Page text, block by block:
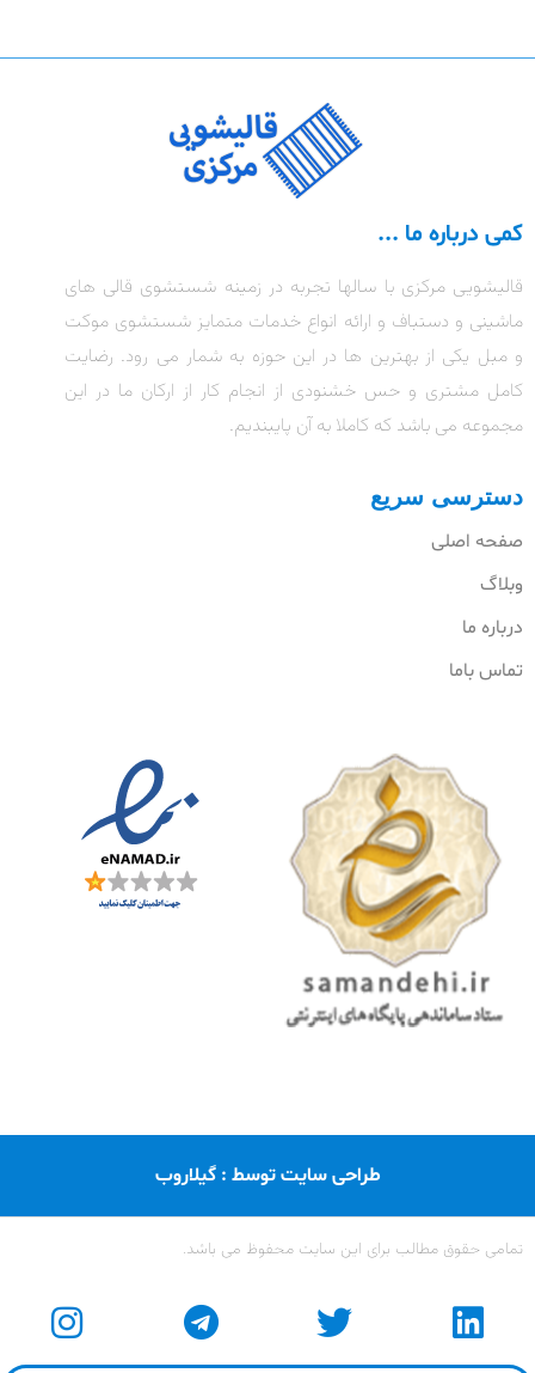
کمی درباره ما ...
قالیشویی مرکزی با سالها تجربه در زمینه شستشوی قالی های
ماشینی و دستباف و ارائه انواع خدمات متمایز شستشوی موکت
و مبل یکی از بهترین ها در این حوزه به شمار می رود. رضایت
کامل مشتری و حس خشنودی از انجام کار از ارکان ما در این
مجموعه می باشد که کاملا به آن پایبندیم.
دسترسی سریع
صفحه اصلی
وبلاگ
درباره ما
تماس باما
طراحی سایت توسط : گیلاروب
تمامی حقوق مطالب برای این سایت محفوظ می باشد.